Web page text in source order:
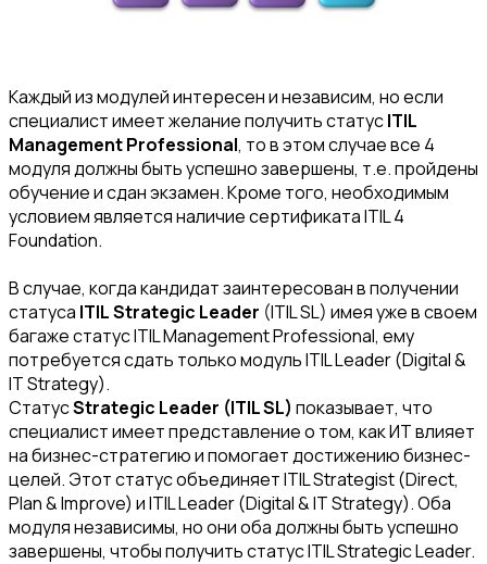
Каждый из модулей интересен и независим, но если
специалист имеет желание получить статусITIL
Management Professional, то в этом случае все 4
модуля должны быть успешно завершены, т.е. пройдены
обучение и сдан экзамен. Кроме того, необходимым
условием является наличие сертификата ITIL 4
Foundation.
В случае, когда кандидат заинтересован в получении
статуса ITILStrategic Leader (ITIL SL) имея уже в своем
багаже статус ITIL Management Professional, ему
потребуется сдать только модуль ITIL Leader (Digital &
IT Strategy).
СтатусStrategic Leader (ITIL SL) показывает, что
специалист имеет представление о том, как ИТ влияет
на бизнес-стратегию и помогает достижению бизнес-
целей. Этот статус объединяет ITIL Strategist (Direct,
Plan & Improve) и ITIL Leader (Digital & IT Strategy). Оба
модуля независимы, но они оба должны быть успешно
завершены, чтобы получить статус ITIL Strategic Leader.